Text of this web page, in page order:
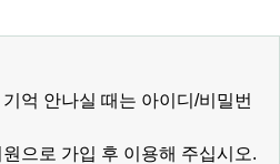
억 안나실 때는 아이디/비밀번
으로 가입 후 이용해 주십시오.